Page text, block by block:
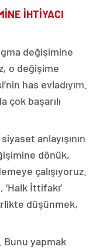
İHTİYACI
değişimine
o değişime
has evladıyım.
çok başarılı
anlayışının
dönük,
çalışıyoruz.
‘Halk İttifakı’
düşünmek,
yapmak